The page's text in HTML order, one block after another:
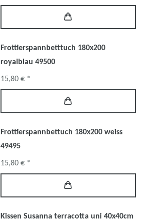
Frottierspannbetttuch 180x200
royalblau 49500
15,80 € *
Frottierspannbettuch 180x200 weiss
49495
15,80 € *
Kissen Susanna terracotta uni 40x40cm